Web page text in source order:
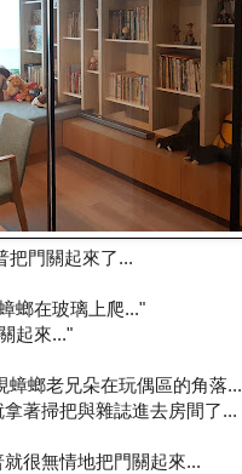
把門關起來了...
螂在玻璃上爬..."
起來..."
蟑螂老兄朵在玩偶區的角落...
著掃把與雜誌進去房間了...
很無情地把門關起來...